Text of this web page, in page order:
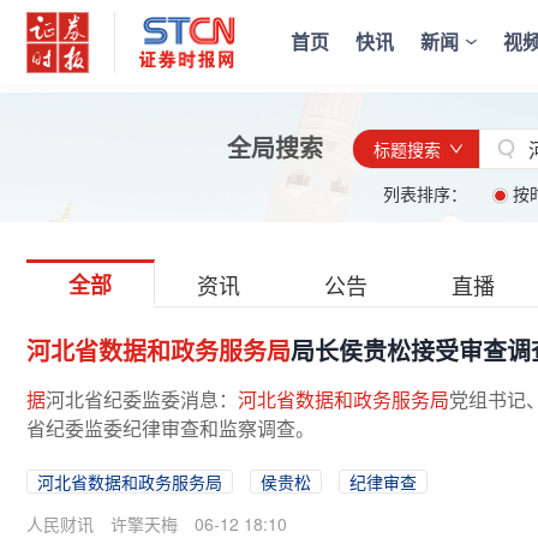
首页 快讯 新闻 视
全局搜索
标题搜索
列表排序：
按
全部 资讯 公告 直播
河北省数据和政务服务局局长侯贵松接受审查调
据河北省纪委监委消息： 河北省数据和政务服务局党组书记
省纪委监委纪律审查和监察调查。
河北省数据和政务服务局 侯贵松
纪律审查
人民财讯
许擎天梅 06-12 18:10